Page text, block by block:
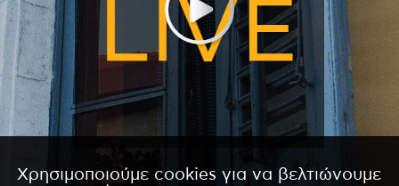
Χρησιμοποιούμε cookies για να βελτιώνουμε